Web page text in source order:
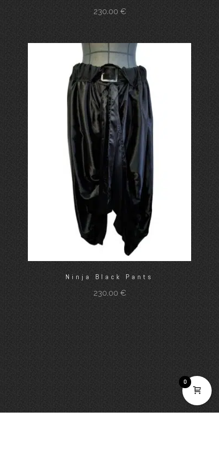
230.00 €
Ninja Black Pants
230.00 €
0